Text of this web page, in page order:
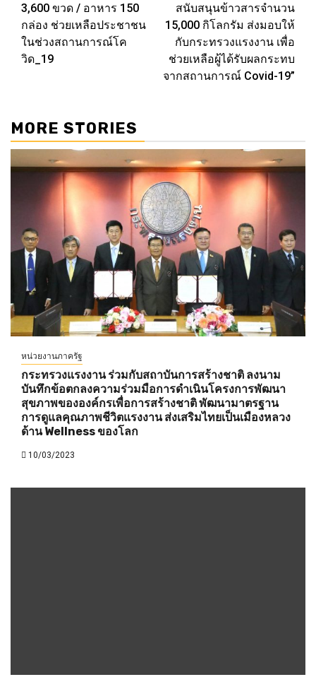
3,600 ขวด / อาหาร 150
กล่อง ช่วยเหลือประชาชน
ในช่วงสถานการณ์โค
วิด_19
สนับสนุนข้าวสารจำนวน
15,000 กิโลกรัม ส่งมอบให้
กับกระทรวงแรงงาน เพื่อ
ช่วยเหลือผู้ได้รับผลกระทบ
จากสถานการณ์ Covid-19”
MORE STORIES
หน่วยงานภาครัฐ
กระทรวงแรงงาน ร่วมกับสถาบันการสร้างชาติ ลงนาม
บันทึกข้อตกลงความร่วมมือการดำเนินโครงการพัฒนา
สุขภาพขององค์กรเพื่อการสร้างชาติ พัฒนามาตรฐาน
การดูแลคุณภาพชีวิตแรงงาน ส่งเสริมไทยเป็นเมืองหลวง
ด้าน Wellness ของโลก
10/03/2023